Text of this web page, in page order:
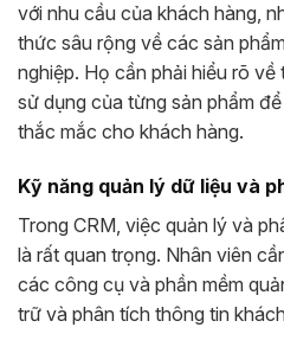
với nhu cầu của khách hàng,
thức sâu rộng về các sản
nghiệp. Họ cần phải hiểu rõ
sử dụng của từng sản phẩm
thắc mắc cho khách hàng.
Kỹ năng quản lý dữ liệu và
Trong CRM, việc quản lý và
là rất quan trọng. Nhân viên
các công cụ và phần mềm
trữ và phân tích thông tin